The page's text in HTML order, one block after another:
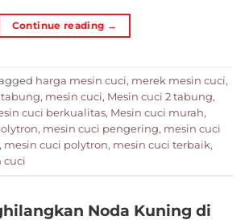
Continue reading →
harga mesin cuci, merek mesin cuci,
tabung, mesin cuci, Mesin cuci 2 tabung,
cuci berkualitas, Mesin cuci murah,
, mesin cuci pengering, mesin cuci
, mesin cuci polytron, mesin cuci terbaik,
cuci
Noda Kuning di